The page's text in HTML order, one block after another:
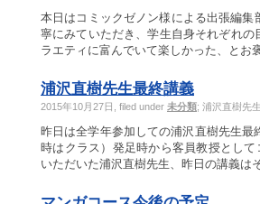
本日はコミックゼノン様による出張編
寧にみていただき、学生自身それぞれ
ラエティに富んでいて楽しかった、とお
浦沢直樹先生最終講義
2015年10月27日, filed under 未分類; 浦沢直樹先
昨日は全学年参加しての浦沢直樹先生
時はクラス）発足時から客員教授とし
いただいた浦沢直樹先生、昨日の講義は